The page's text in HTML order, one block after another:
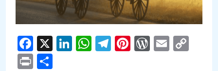
Facebook
X LinkedIn
WhatsApp
Telegram
PinterestEmail
Print